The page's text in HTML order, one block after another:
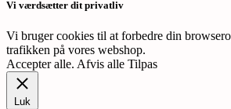
Vi værdsætter dit privatliv
Vi bruger cookies til at forbedre din
trafikken på vores webshop.
Accepter alle. Afvis alle Tilpas
Luk